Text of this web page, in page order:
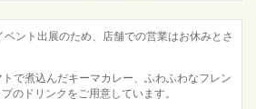
ント出展のため、店舗での営業はお休みとさ
で煮込んだキーマカレー、ふわふわなフレン
のドリンクをご用意しています。